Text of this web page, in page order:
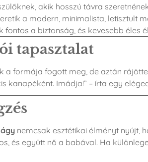
akik hosszú távra
a modern, minimalista, letisztult
fontos a biztonság, és kevesebb éles
tapasztalat
a formája fogott meg, de aztán
kanapéként. Imádja!” – írta egy
nemcsak esztétikai élményt nyújt,
és együtt nő a babával. Ha